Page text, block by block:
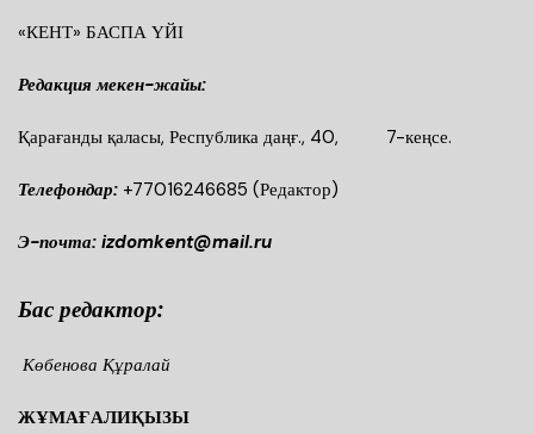
«КЕНТ» БАСПА ҮЙІ
Редакция мекен-жайы:
Қарағанды қаласы, Республика даңғ., 40, 7-кеңсе.
Телефондар: +77016246685 (Редактор)
Э-почта: izdomkent@mail.ru
Бас редактор:
Көбенова Құралай
ЖҰМАҒАЛИҚЫЗЫ